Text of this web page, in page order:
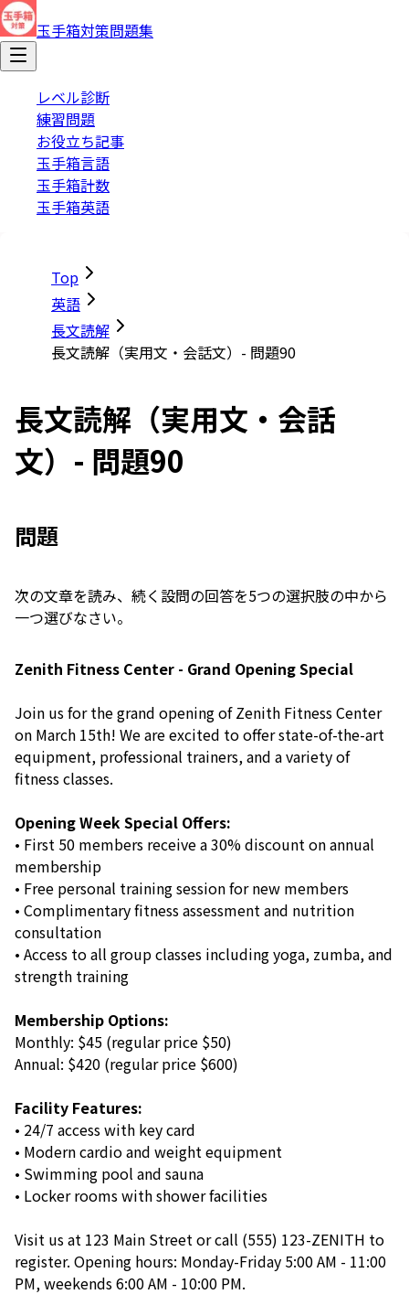
玉手箱対策問題集
レベル診断
練習問題
お役立ち記事
玉手箱言語
玉手箱計数
玉手箱英語
Top
英語
長文読解
長文読解（実用文・会話文）- 問題90
長文読解（実用文・会話
文）- 問題90
問題
次の文章を読み、続く設問の回答を5つの選択肢の中から
一つ選びなさい。
Zenith Fitness Center - Grand Opening Special
Join us for the grand opening of Zenith Fitness Center
on March 15th! We are excited to offer state-of-the-art
equipment, professional trainers, and a variety of
fitness classes.
Opening Week Special Offers:
• First 50 members receive a 30% discount on annual
membership
• Free personal training session for new members
• Complimentary fitness assessment and nutrition
consultation
• Access to all group classes including yoga, zumba, and
strength training
Membership Options:
Monthly: $45 (regular price $50)
Annual: $420 (regular price $600)
Facility Features:
• 24/7 access with key card
• Modern cardio and weight equipment
• Swimming pool and sauna
• Locker rooms with shower facilities
Visit us at 123 Main Street or call (555) 123-ZENITH to
register. Opening hours: Monday-Friday 5:00 AM - 11:00
PM, weekends 6:00 AM - 10:00 PM.